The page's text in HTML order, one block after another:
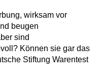
wirksam vor
beugen
sind
Können sie gar das
Stiftung Warentest